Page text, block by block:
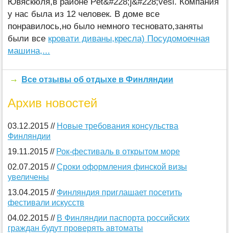
у нас была из 12 человек. В доме все
понравилось,но было немного тесновато,заняты
были все кровати диваны,кресла) Посудомоечная
машина,...
Все отзывы об отдыхе в Финляндии
Архив новостей
03.12.2015 // Новые требования консульства
Финляндии
19.11.2015 // Рок-фестиваль в открытом море
02.07.2015 //Сроки оформления финской визы
увеличены
13.04.2015 // Финляндия приглашает посетить
фестивали искусств
04.02.2015 // В Финляндии паспорта российских
граждан будут проверять автоматы